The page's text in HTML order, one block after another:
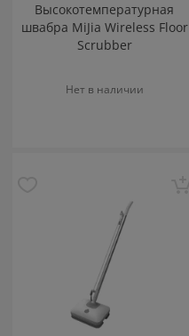
Высокотемпературная
швабра MiJia Wireless Floor
Scrubber
Нет в наличии